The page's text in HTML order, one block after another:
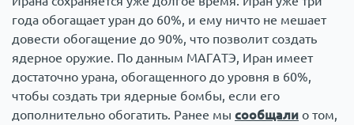
года обогащает уран до 60%, и ему ничто не мешает
довести обогащение до 90%, что позволит создать
ядерное оружие. По данным МАГАТЭ, Иран имеет
достаточно урана, обогащенного до уровня в 60%,
чтобы создать три ядерные бомбы, если его
дополнительно обогатить. Ранее мы сообщали о том,